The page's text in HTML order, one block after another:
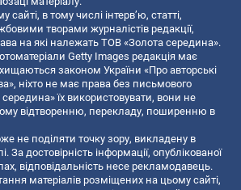
сайті, в тому числі інтерв’ю, статті,
творами журналістів редакції,
на які належать ТОВ «Золота середина».
Getty Images редакція має
законом України «Про авторські
ніхто не має права без письмового
їх використовувати, вони не
відтворенню, перекладу, поширенню в
не поділяти точку зору, викладену в
За достовірність інформації, опублікованої
відповідальність несе рекламодавець.
матеріалів розміщених на цьому сайті,